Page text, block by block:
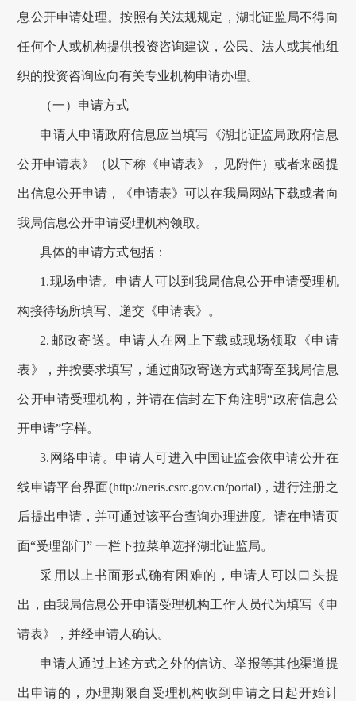
息公开申请处理。按照有关法规规定， 湖北证监局不得向
任何个人或机构提供投资咨询建议，公民、法人或其他组
织的投资咨询应向有关专业机构申请办理。
（一）申请方式
申请人申请政府信息应当填写《湖北证监局政府信息
公开申请表》（以下称《申请表》，见附件）或者来函提
出信息公开申请，《申请表》可以在我局网站下载或者向
我局信息公开申请受理机构领取。
具体的申请方式包括：
1.现场申请。申请人可以到我局信息公开申请受理机
构接待场所填写、递交《申请表》。
2. 邮政寄送 。申请人在网上下载或现场领取《申请
表》，并按要求填写，通过邮政寄送方式邮寄至我局信息
公开申请受理机构，并请在信封左下角注明“政府信息公
开申请”字样。
3. 网络申请。 申请人可进入中国证监会依申请公开在
线申请平台界面(http://neris.csrc.gov.cn/portal)，进行注册之
后提出申请，并可通过该平台查询办理进度。请在申请页
面“受理部门” 一栏下拉菜单选择湖北证监局。
采用以上书面形式确有困难的，申请人可以口头提
出，由我局信息公开申请受理机构工作人员代为填写《申
请表》，并经申请人确认。
申请人通过上述方式之外的信访、举报等其他渠道提
出申请的，办理期限自受理机构收到申请之日起开始计